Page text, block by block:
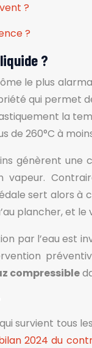
?
?
?
le plus
qui permet
la
260°C à
génèrent
vapeur.
sert alors
plancher, et le
par l’eau est
compressible
survient tous
2024 du